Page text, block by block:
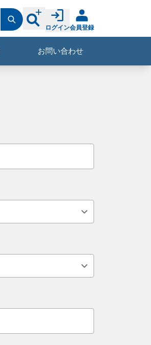
ログイン会員登録
お問い合わせ